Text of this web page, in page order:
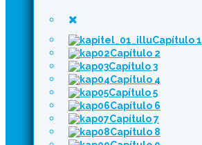
Capítulo 1
Capítulo 2
Capítulo 3
Capítulo 4
Capítulo 5
Capítulo 6
Capítulo 7
Capítulo 8